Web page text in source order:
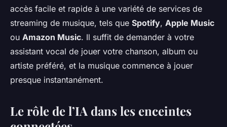
accès facile et rapide à une variété de services de
streaming de musique, tels que Spotify, Apple Music
ou Amazon Music. Il suffit de demander à votre
assistant vocal de jouer votre chanson, album ou
artiste préféré, et la musique commence à jouer
presque instantanément.
Le rôle de l’IA dans les enceintes